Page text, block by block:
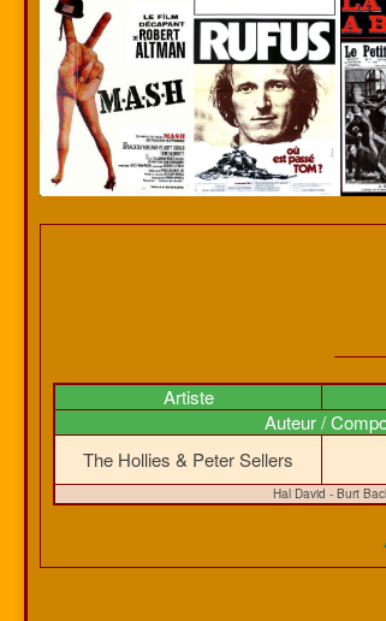
Artiste
Auteur /
The Hollies & Peter Sellers
Hal David - Burt